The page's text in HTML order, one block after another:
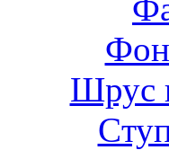
Шрус